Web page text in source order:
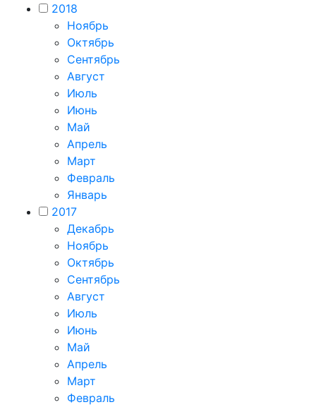
2018
Ноябрь
Октябрь
Сентябрь
Август
Июль
Июнь
Май
Апрель
Март
Февраль
Январь
2017
Декабрь
Ноябрь
Октябрь
Сентябрь
Август
Июль
Июнь
Май
Апрель
Март
Февраль